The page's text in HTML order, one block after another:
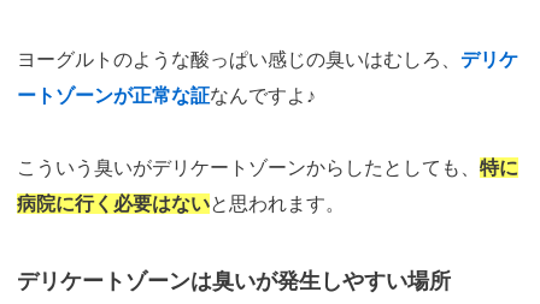
ヨーグルトのような酸っぱい感じの臭いはむしろ、 デリケ
ートゾーンが正常な証なんですよ♪
こういう臭いがデリケートゾーンからしたとしても、 特に
病院に行く必要はないと思われます。
デリケートゾーンは臭いが発生しやすい場所